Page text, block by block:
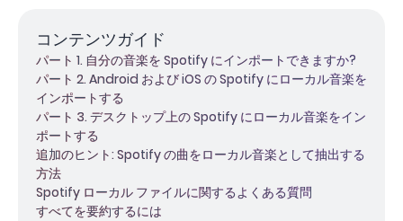
コンテンツガイド
パート 1. 自分の音楽を Spotify にインポートできますか?
パート 2. Android および iOS の Spotify にローカル音楽を
インポートする
パート 3. デスクトップ上の Spotify にローカル音楽をイン
ポートする
追加のヒント: Spotify の曲をローカル音楽として抽出する
方法
Spotify ローカル ファイルに関するよくある質問
すべてを要約するには